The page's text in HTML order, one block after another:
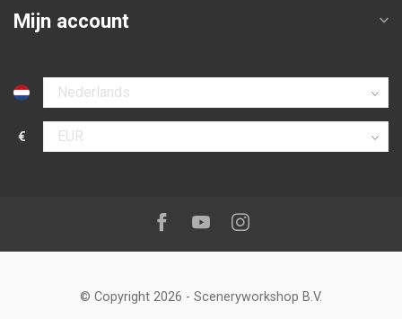
Mijn account
Selecteer taal
€
Selecteer valuta
Volg ons op:Facebook
YoutubeInstagram
© Copyright 2026 - Sceneryworkshop B.V.